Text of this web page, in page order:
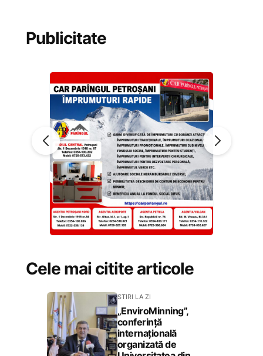
Publicitate
Cele mai citite articole
STIRI LA ZI
„EnviroMinning”,
conferință
internațională
organizată de